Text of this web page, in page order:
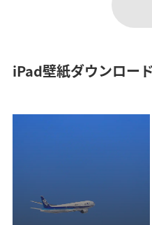
iPad壁紙ダウンロード